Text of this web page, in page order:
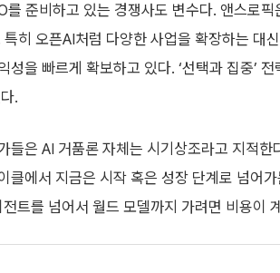
를 준비하고 있는 경쟁사도 변수다. 앤스로
특히 오픈AI처럼 다양한 사업을 확장하는 대
성을 빠르게 확보하고 있다. ‘선택과 집중’
.
들은 AI 거품론 자체는 시기상조라고 지적한
클에서 지금은 시작 혹은 성장 단계로 넘어
전트를 넘어서 월드 모델까지 가려면 비용이